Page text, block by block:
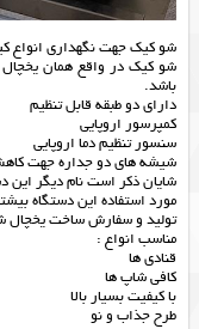
شو کیک جهت نگهداری انواع
شو کیک در واقع همان یخچال
باشد.
دارای دو طبقه قابل تنظیم
کمپرسور اروپایی
سنسور تنظیم دما اروپایی
شیشه هاى دو جداره جهت
شایان ذکر است نام دیگر این
مورد استفاده این دستگاه
تولید و سفارش ساخت یخچال
مناسب انواع :
قنادی ها
کافی شاپ ها
با کیفیت بسیار بالا
طرح جذاب و نو